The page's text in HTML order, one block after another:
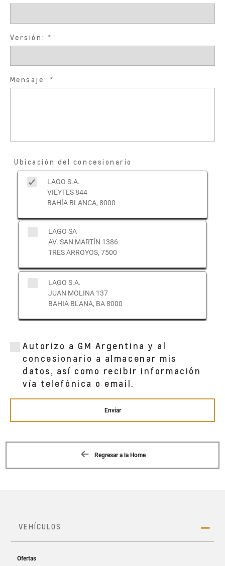
Versión:
Mensaje:
Ubicación del concesionario
LAGO S.A.
VIEYTES 844
BAHÍA BLANCA, 8000
LAGO SA
AV. SAN MARTÍN 1386
TRES ARROYOS, 7500
LAGO S.A.
JUAN MOLINA 137
BAHIA BLANA, BA 8000
MITRE 1046
PUNTA ALTA, 8000
LAGO S.A.
BAHÍA BLANCA, 8000
Autorizo a GM Argentina y al
concesionario a almacenar mis
datos, así como recibir información
vía telefónica o email.
Enviar
Regresar a la Home